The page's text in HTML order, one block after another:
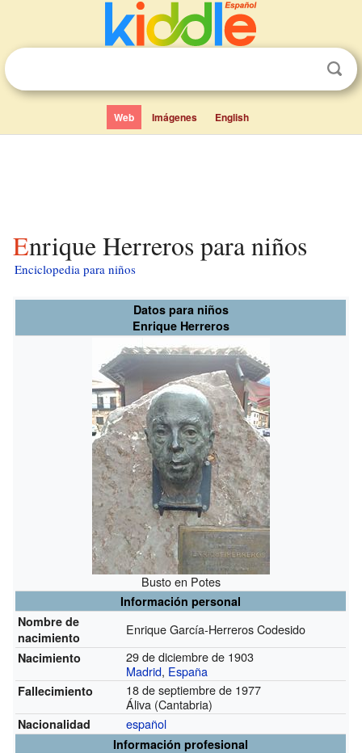
Web Imágenes English
Enrique Herreros para niños
Enciclopedia para niños
Datos para niños
Enrique Herreros
Busto en Potes
Información personal
Nombre de
nacimiento
Enrique García-Herreros Codesido
Nacimiento
29 de diciembre de 1903
Madrid, España
Fallecimiento
18 de septiembre de 1977
Áliva (Cantabria)
Nacionalidad español
Información profesional